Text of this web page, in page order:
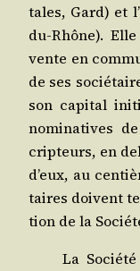
tales, Gard) et
du-Rhône).
vente en
de ses
son capi­tal
nomi­na­tives de
crip­teurs, en
d’eux, au
taires doivent
tion de la
La